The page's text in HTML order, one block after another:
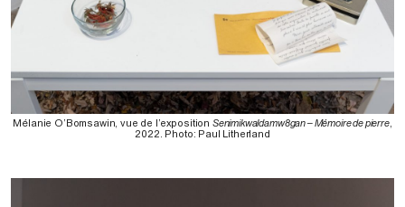
Mélanie O’Bomsawin, vue de l’exposition Senimikwaldamw8gan – Mémoire de pierre,
2022. Photo: Paul Litherland⁠